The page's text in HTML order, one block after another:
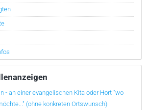
- an einer evangelischen Kita oder Hort "wo
(ohne konkreten Ortswunsch)